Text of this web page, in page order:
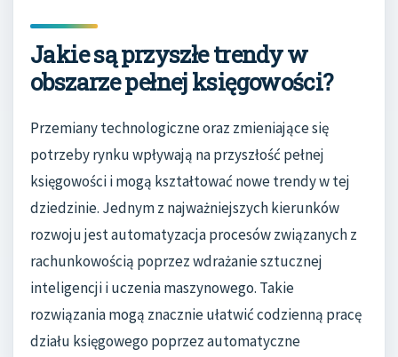
Jakie są przyszłe trendy w
obszarze pełnej księgowości?
Przemiany technologiczne oraz zmieniające się
potrzeby rynku wpływają na przyszłość pełnej
księgowości i mogą kształtować nowe trendy w tej
dziedzinie. Jednym z najważniejszych kierunków
rozwoju jest automatyzacja procesów związanych z
rachunkowością poprzez wdrażanie sztucznej
inteligencji i uczenia maszynowego. Takie
rozwiązania mogą znacznie ułatwić codzienną pracę
działu księgowego poprzez automatyczne